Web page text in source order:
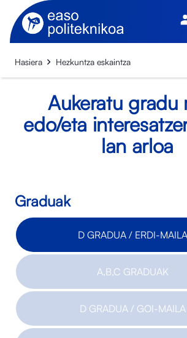
Hasiera Hezkuntza eskaintza
Aukeratu gradu
edo/eta
lan arloa
Graduak
D GRADUA / ERDI-MAILA
A,B,C GRADUAK
D GRADUA / GOI-MAILA